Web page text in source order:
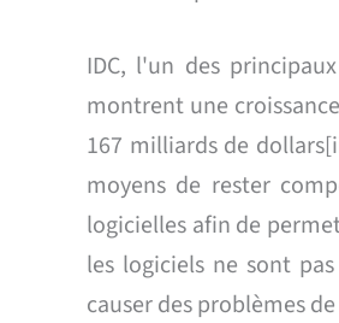
IDC, l'un des
montrent une
167 milliards de
moyens de rester
logicielles afin de
les logiciels ne sont
causer des problèmes